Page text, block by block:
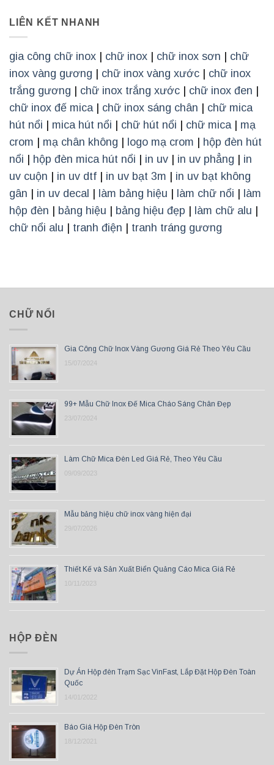
LIÊN KẾT NHANH
gia công chữ inox chữ inox chữ inox sơn
chữ
inox vàng gương
chữ inox vàng xước
chữ inox
trắng gương
chữ inox trắng xước chữ inox đen
chữ inox đế mica| chữ inox sáng chân
chữ mica
hút nổi
mica hút nổi chữ hút nổi chữ mica| mạ
crom
mạ chân không logo mạ crom
hộp đèn hút
nổi
hộp đèn mica hút nổi in uv in uv phẳng
in
uv cuộn
in uv dtf in uv bạt 3m
in uv bạt không
gân
in uv decal làm bảng hiệu làm chữ nổi
làm
hộp đèn
bảng hiệu bảng hiệu đẹp làm chữ alu
chữ nổi alu
tranh điện tranh tráng gương
CHỮ NỔI
Gia Công Chữ Inox Vàng Gương Giá Rẻ Theo Yêu Cầu
15/07/2024
99+ Mẫu Chữ Inox Đế Mica Cháo Sáng Chân Đẹp
23/07/2024
Làm Chữ Mica Đèn Led Giá Rẻ, Theo Yêu Cầu
09/09/2023
Mẫu bảng hiệu chữ inox vàng hiện đại
29/07/2026
Thiết Kế và Sản Xuất Biển Quảng Cáo Mica Giá Rẻ
10/11/2023
HỘP ĐÈN
Dự Án Hộp đèn Trạm Sạc VinFast, Lắp Đặt Hộp Đèn Toàn
Quốc
14/01/2022
Báo Giá Hộp Đèn Tròn
18/12/2021